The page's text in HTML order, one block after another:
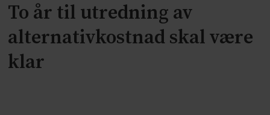
To år til utredning av
alternativkostnad skal være
klar